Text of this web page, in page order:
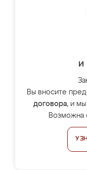
и
Вы вносите
договора, и мы
Возможна